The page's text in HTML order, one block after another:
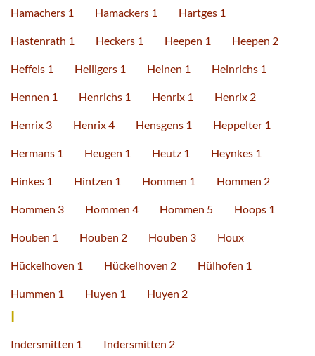
Hamachers 1 Hamackers 1 Hartges 1
Hastenrath 1 Heckers 1 Heepen 1 Heepen 2
Heffels 1 Heiligers 1 Heinen 1 Heinrichs 1
Hennen 1 Henrichs 1 Henrix 1 Henrix 2
Henrix 3 Henrix 4 Hensgens 1 Heppelter 1
Hermans 1 Heugen 1 Heutz 1 Heynkes 1
Hinkes 1 Hintzen 1 Hommen 1 Hommen 2
Hommen 3 Hommen 4 Hommen 5 Hoops 1
Houben 1 Houben 2 Houben 3 Houx
Hückelhoven 1 Hückelhoven 2 Hülhofen 1
Hummen 1 Huyen 1 Huyen 2
I
Indersmitten 1 Indersmitten 2